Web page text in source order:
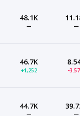
48.1K
— —
46.7K
+1,252 -
44.7K
— —